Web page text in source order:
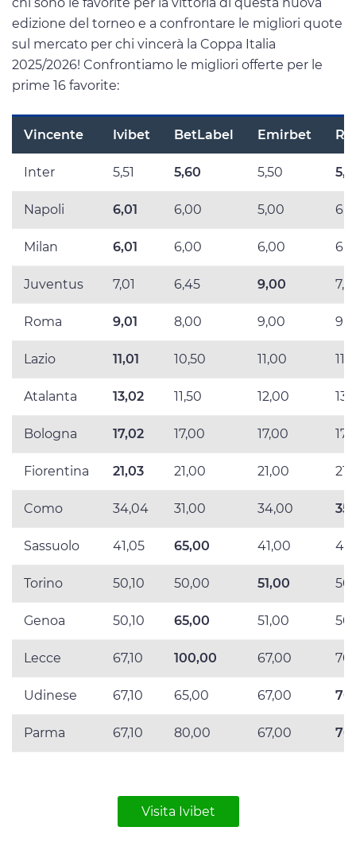
edizione del torneo e a confrontare le migliori quote
sul mercato per chi vincerà la Coppa Italia
2025/2026! Confrontiamo le migliori offerte per le
prime 16 favorite:
Vincente Ivibet BetLabel Emirbet
Inter 5,51 5,60 5,50
Napoli 6,01 6,00 5,00
Milan 6,01 6,00 6,00
Juventus 7,01 6,45 9,00
Roma 9,01 8,00 9,00
Lazio 11,01 10,50 11,00
Atalanta 13,02 11,50 12,00
Bologna 17,02 17,00 17,00
Fiorentina 21,03 21,00 21,00
Como 34,04 31,00 34,00
Sassuolo 41,05 65,00 41,00
Torino 50,10 50,00 51,00
Genoa 50,10 65,00 51,00
Lecce 67,10 100,00 67,00
Udinese 67,10 65,00 67,00
Parma 67,10 80,00 67,00
Visita Ivibet